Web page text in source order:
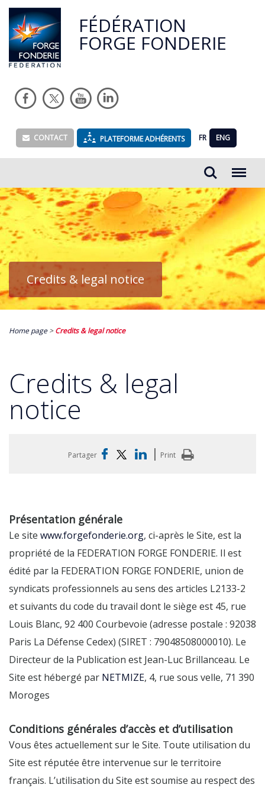
FÉDÉRATION
FORGE FONDERIE
CONTACT PLATEFORME ADHÉRENTS FR ENG
Rechercher...
Credits & legal notice
Home page>Credits & legal notice
Credits & legal
notice
Partager | Print
Présentation générale
Le site www.forgefonderie.org, ci-après le Site, est la
propriété de la FEDERATION FORGE FONDERIE. Il est
édité par la FEDERATION FORGE FONDERIE, union de
syndicats professionnels au sens des articles L2133-2
et suivants du code du travail dont le siège est 45, rue
Louis Blanc, 92 400 Courbevoie (adresse postale : 92038
Paris La Défense Cedex) (SIRET : 79048508000010). Le
Directeur de la Publication est Jean-Luc Brillanceau. Le
Site est hébergé par NETMIZE, 4, rue sous velle, 71 390
Moroges
Conditions générales d’accès et d’utilisation
Vous êtes actuellement sur le Site. Toute utilisation du
Site est réputée être intervenue sur le territoire
français. L’utilisation du Site est soumise au respect des